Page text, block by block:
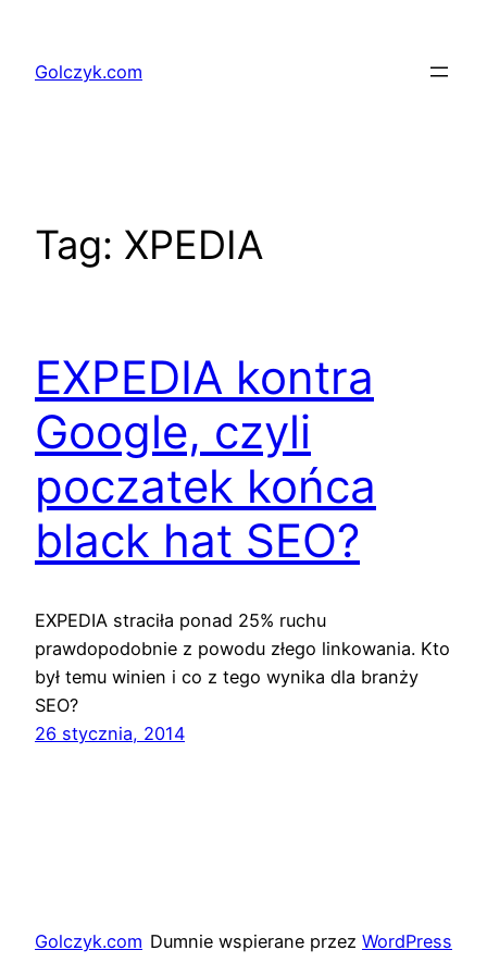
treściGolczyk.com
Tag: XPEDIA
EXPEDIA kontra
Google, czyli
poczatek końca
black hat SEO?
EXPEDIA straciła ponad 25% ruchu
prawdopodobnie z powodu złego linkowania. Kto
był temu winien i co z tego wynika dla branży
SEO?
26 stycznia, 2014
Golczyk.com Dumnie wspierane przez WordPress